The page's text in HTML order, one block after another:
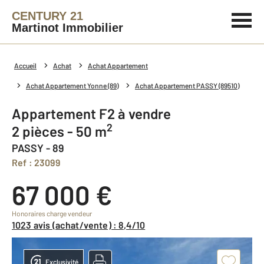
CENTURY 21
Martinot Immobilier
Accueil Achat Achat Appartement
Achat Appartement Yonne (89) Achat Appartement PASSY (89510)
Appartement F2 à vendre
2 pièces - 50 m2
PASSY - 89
Ref : 23099
67 000 €
Honoraires charge vendeur
1023 avis (achat/vente) : 8,4/10
Exclusivité